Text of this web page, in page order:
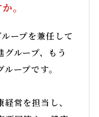
。
ープを兼任して
ループ、もう
ープです。
営を担当し、